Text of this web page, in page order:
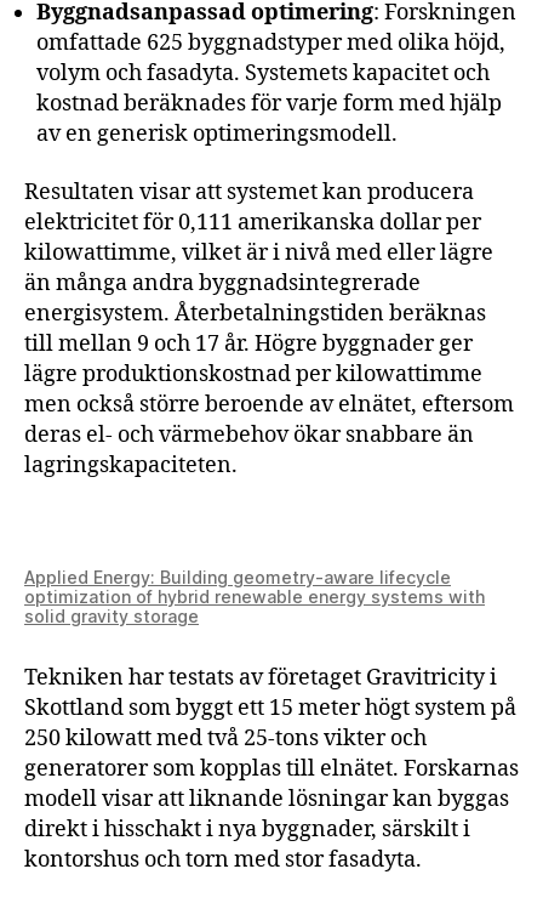
Byggnadsanpassad optimering: Forskningen
omfattade 625 byggnadstyper med olika höjd,
volym och fasadyta. Systemets kapacitet och
kostnad beräknades för varje form med hjälp
av en generisk optimeringsmodell.
Resultaten visar att systemet kan producera
elektricitet för 0,111 amerikanska dollar per
kilowattimme, vilket är i nivå med eller lägre
än många andra byggnadsintegrerade
energisystem. Återbetalningstiden beräknas
till mellan 9 och 17 år. Högre byggnader ger
lägre produktionskostnad per kilowattimme
men också större beroende av elnätet, eftersom
deras el- och värmebehov ökar snabbare än
lagringskapaciteten.
Applied Energy: Building geometry-aware lifecycle
optimization of hybrid renewable energy systems with
solid gravity storage
Tekniken har testats av företaget Gravitricity i
Skottland som byggt ett 15 meter högt system på
250 kilowatt med två 25-tons vikter och
generatorer som kopplas till elnätet. Forskarnas
modell visar att liknande lösningar kan byggas
direkt i hisschakt i nya byggnader, särskilt i
kontorshus och torn med stor fasadyta.